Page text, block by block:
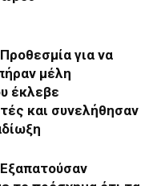
για να
μέλη
έκλεβε
και συνελήθησαν